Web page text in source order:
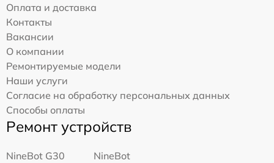
Оплата и доставка
Контакты
Вакансии
О компании
Ремонтируемые модели
Наши услуги
Согласие на обработку персональных данных
Способы оплаты
Ремонт устройств
NineBot G30
NineBot